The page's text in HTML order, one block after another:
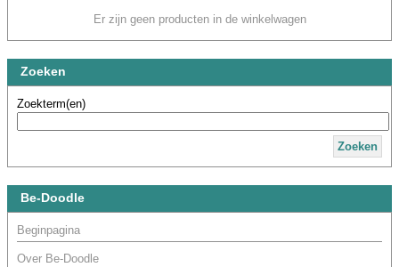
Er zijn geen producten in de winkelwagen
Zoeken
Zoekterm(en)
Zoeken
Be-Doodle
Beginpagina
Over Be-Doodle